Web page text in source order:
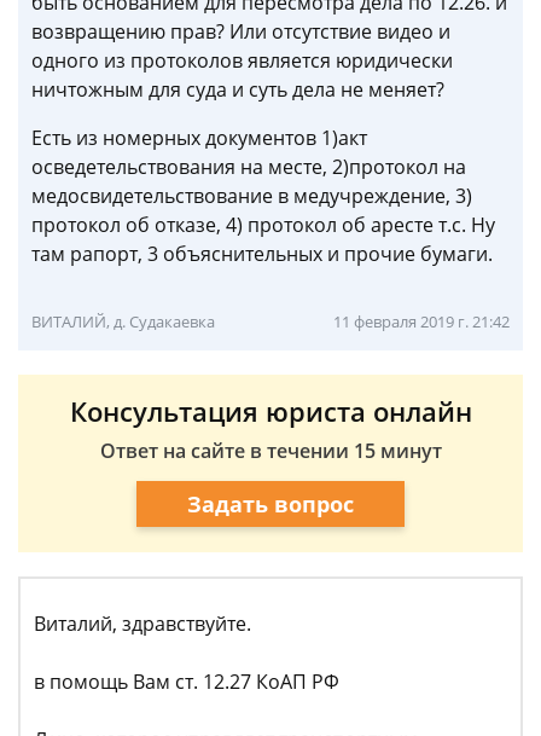
возвращению прав? Или отсутствие видео и
одного из протоколов является юридически
ничтожным для суда и суть дела не меняет?
Есть из номерных документов 1)акт
осведетельствования на месте, 2)протокол на
медосвидетельствование в медучреждение, 3)
протокол об отказе, 4) протокол об аресте т.с. Ну
там рапорт, 3 объяснительных и прочие бумаги.
ВИТАЛИЙ, д. Судакаевка 11 февраля 2019 г. 21:42
Консультация юриста онлайн
Ответ на сайте в течении 15 минут
Задать вопрос
Виталий, здравствуйте.
в помощь Вам ст. 12.27 КоАП РФ